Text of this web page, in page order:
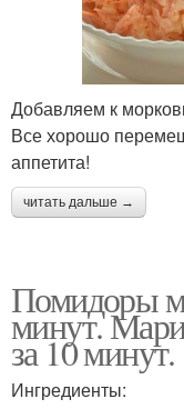
Добавляем к
Все хорошо
аппетита!
читать дальше →
Помидоры
минут.
за 10 минут.
Ингредиенты: